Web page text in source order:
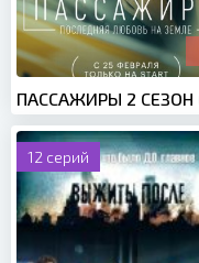
12 серий